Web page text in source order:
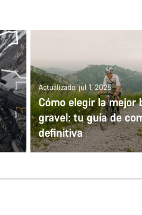
Actualizado: jul 1, 2025
Cómo elegir la mejor
gravel: tu guía de
definitiva